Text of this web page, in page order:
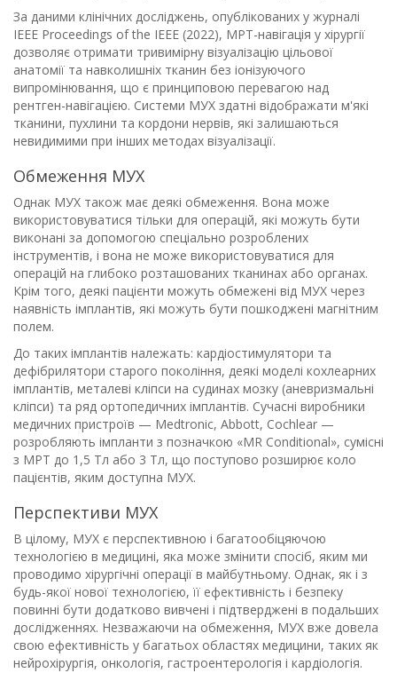
За даними клінічних досліджень, опублікованих у журналі
IEEE Proceedings of the IEEE (2022), МРТ-навігація у хірургії
дозволяє отримати тривимірну візуалізацію цільової
анатомії та навколишніх тканин без іонізуючого
випромінювання, що є принциповою перевагою над
рентген-навігацією. Системи МУХ здатні відображати м'які
тканини, пухлини та кордони нервів, які залишаються
невидимими при інших методах візуалізації.
Обмеження МУХ
Однак МУХ також має деякі обмеження. Вона може
використовуватися тільки для операцій, які можуть бути
виконані за допомогою спеціально розроблених
інструментів, і вона не може використовуватися для
операцій на глибоко розташованих тканинах або органах.
Крім того, деякі пацієнти можуть обмежені від МУХ через
наявність імплантів, які можуть бути пошкоджені магнітним
полем.
До таких імплантів належать: кардіостимулятори та
дефібрилятори старого покоління, деякі моделі кохлеарних
імплантів, металеві кліпси на судинах мозку (аневризмальні
кліпси) та ряд ортопедичних імплантів. Сучасні виробники
медичних пристроїв — Medtronic, Abbott, Cochlear —
розробляють імпланти з позначкою «MR Conditional», сумісні
з МРТ до 1,5 Тл або 3 Тл, що поступово розширює коло
пацієнтів, яким доступна МУХ.
Перспективи МУХ
В цілому, МУХ є перспективною і багатообіцяючою
технологією в медицині, яка може змінити спосіб, яким ми
проводимо хірургічні операції в майбутньому. Однак, як і з
будь-якої нової технологією, її ефективність і безпеку
повинні бути додатково вивчені і підтверджені в подальших
дослідженнях. Незважаючи на обмеження, МУХ вже довела
свою ефективність у багатьох областях медицини, таких як
нейрохірургія, онкологія, гастроентерологія і кардіологія.